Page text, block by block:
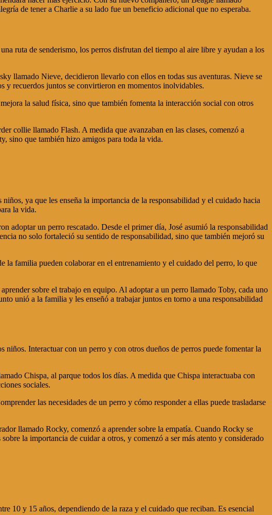
de tener a Charlie a su lado fue un beneficio adicional que no esperaba.
ruta de senderismo, los perros disfrutan del tiempo al aire libre y ayudan a los
llamado Nieve, decidieron llevarlo con ellos en todas sus aventuras. Nieve se
y recuerdos juntos se convirtieron en momentos inolvidables.
la salud física, sino que también fomenta la interacción social con otros
collie llamado Flash. A medida que avanzaban en las clases, comenzó a
sino que también hizo amigos para toda la vida.
ya que les enseña la importancia de la responsabilidad y el cuidado hacia
la vida.
adoptar un perro rescatado. Desde el primer día, José asumió la responsabilidad
no solo fortaleció su sentido de responsabilidad, sino que también mejoró su
la familia pueden colaborar en el entrenamiento y el cuidado del perro, lo que
sobre el trabajo en equipo. Al adoptar a un perro llamado Toby, cada uno
unió a la familia y les enseñó a trabajar juntos en torno a una responsabilidad
niños. Interactuar con un perro y con otros dueños de perros puede fomentar la
Chispa, al parque todos los días. A medida que Chispa interactuaba con
sociales.
las necesidades de un perro y cómo responder a ellas puede trasladarse
llamado Rocky, comenzó a aprender sobre la empatía. Cuando Rocky se
la importancia de cuidar a otros, y comenzó a ser más atento y considerado
10 y 15 años, dependiendo de la raza y el cuidado que reciban. Es esencial